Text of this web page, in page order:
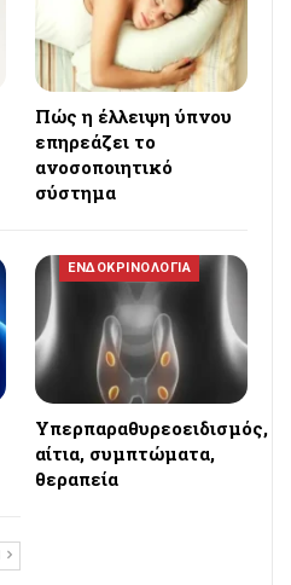
Πώς η έλλειψη ύπνου
επηρεάζει το
ανοσοποιητικό
σύστημα
ΕΝΔΟΚΡΙΝΟΛΟΓΙΑ
Υπερπαραθυρεοειδισμός,
αίτια, συμπτώματα,
θεραπεία